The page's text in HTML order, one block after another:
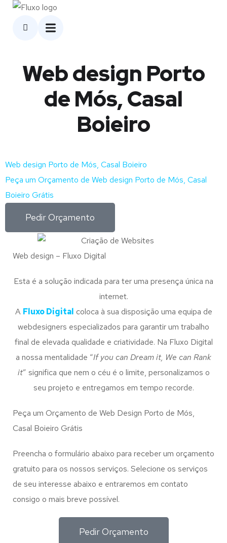
Web design Porto
de Mós, Casal
Boieiro
Web design Porto de Mós, Casal Boieiro
Peça um Orçamento de Web design Porto de Mós, Casal
Boieiro Grátis
Pedir Orçamento
Web design – Fluxo Digital
Esta é a solução indicada para ter uma presença única na
internet.
A Fluxo Digital coloca à sua disposição uma equipa de
webdesigners especializados para garantir um trabalho
final de elevada qualidade e criatividade. Na Fluxo Digital
a nossa mentalidade “If you can Dream it, We can Rank
it” significa que nem o céu é o limite, personalizamos o
seu projeto e entregamos em tempo recorde.
Peça um Orçamento de Web Design Porto de Mós,
Casal Boieiro Grátis
Preencha o formulário abaixo para receber um orçamento
gratuito para os nossos serviços. Selecione os serviços
de seu interesse abaixo e entraremos em contato
consigo o mais breve possível.
Pedir Orçamento